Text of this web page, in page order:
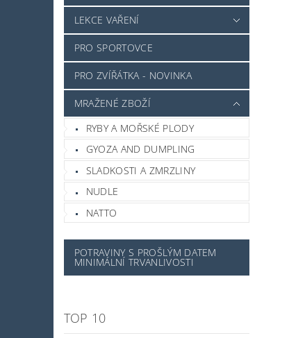
LEKCE VAŘENÍ
PRO SPORTOVCE
PRO ZVÍŘÁTKA - NOVINKA
MRAŽENÉ ZBOŽÍ
RYBY A MOŘSKÉ PLODY
GYOZA AND DUMPLING
SLADKOSTI A ZMRZLINY
NUDLE
NATTO
POTRAVINY S PROŠLÝM DATEM
MINIMÁLNÍ TRVANLIVOSTI
TOP 10